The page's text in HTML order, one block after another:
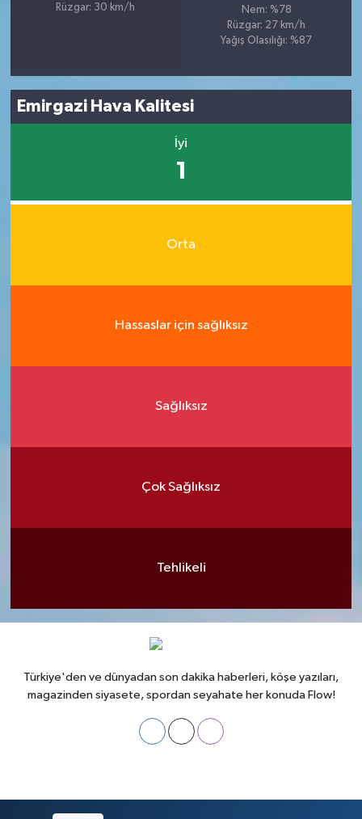
Rüzgar: 30 km/h
Nem: %78
Rüzgar: 27 km/h
Yağış Olasılığı: %87
Emirgazi Hava Kalitesi
İyi
1
Orta
Hassaslar için sağlıksız
Sağlıksız
Çok Sağlıksız
Tehlikeli
Türkiye'den ve dünyadan son dakika haberleri, köşe yazıları,
magazinden siyasete, spordan seyahate her konuda Flow!